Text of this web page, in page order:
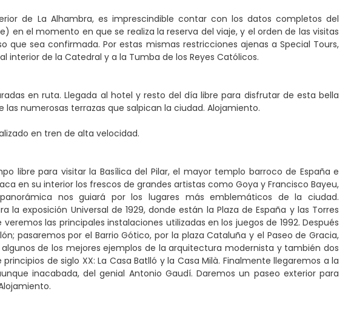
de La Alhambra, es imprescindible contar con los datos completos del
en el momento en que se realiza la reserva del viaje, y el orden de las visitas
sea confirmada. Por estas mismas restricciones ajenas a Special Tours,
de la Catedral y a la Tumba de los Reyes Católicos.
en ruta. Llegada al hotel y resto del día libre para disfrutar de esta bella
numerosas terrazas que salpican la ciudad. Alojamiento.
en tren de alta velocidad.
libre para visitar la Basílica del Pilar, el mayor templo barroco de España e
en su interior los frescos de grandes artistas como Goya y Francisco Bayeu,
nos guiará por los lugares más emblemáticos de la ciudad.
exposición Universal de 1929, donde están la Plaza de España y las Torres
las principales instalaciones utilizadas en los juegos de 1992. Después
pasaremos por el Barrio Gótico, por la plaza Cataluña y el Paseo de Gracia,
de los mejores ejemplos de la arquitectura modernista y también dos
de siglo XX: La Casa Batlló y la Casa Milà. Finalmente llegaremos a la
inacabada, del genial Antonio Gaudí. Daremos un paseo exterior para